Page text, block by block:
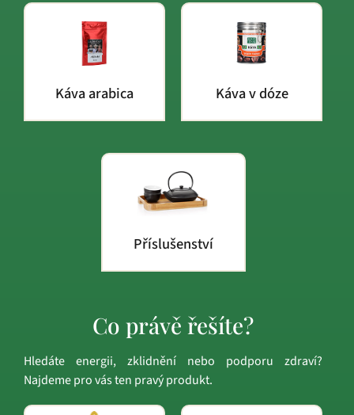
Káva arabica Káva v dóze
Příslušenství
Co právě řešíte?
Hledáte energii, zklidnění nebo podporu zdraví?
Najdeme pro vás ten pravý produkt.